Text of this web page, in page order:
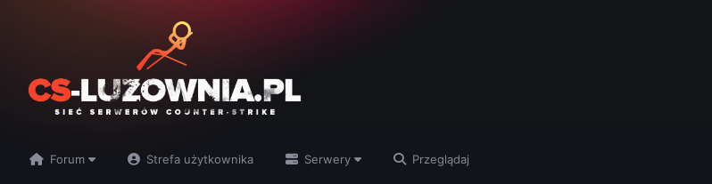
Forum Strefa użytkownika Serwery Przeglądaj